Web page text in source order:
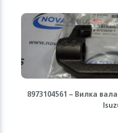
8973104561 – Вилка